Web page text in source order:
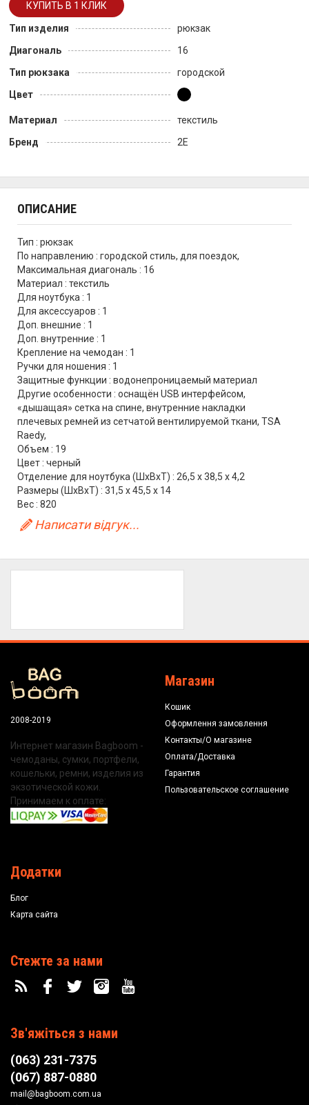
Тип изделия
рюкзак
Диагональ
16
Тип рюкзака
городской
Цвет
Материал
текстиль
Бренд
2E
ОПИСАНИЕ
Тип : рюкзак
По направлению : городской стиль, для поездок,
Максимальная диагональ : 16
Материал : текстиль
Для ноутбука : 1
Для аксессуаров : 1
Доп. внешние : 1
Доп. внутренние : 1
Крепление на чемодан : 1
Ручки для ношения : 1
Защитные функции : водонепроницаемый материал
Другие особенности : оснащён USB интерфейсом,
«дышащая» сетка на спине, внутренние накладки
плечевых ремней из сетчатой вентилируемой ткани, TSA
Raedy,
Объем : 19
Цвет : черный
Отделение для ноутбука (ШхВхТ) : 26,5 x 38,5 x 4,2
Размеры (ШхВхТ) : 31,5 x 45,5 x 14
Вес : 820
Написати відгук...
2008-2019
Интернет магазин Bagboom -
чемоданы, сумки, портфели,
кошельки, ремни, изделия из
экзотической кожи.
Принимаем к оплате:
Магазин
Кошик
Оформлення замовлення
Контакты/О магазине
Оплата/Доставка
Гарантия
Пользовательское соглашение
Додатки
Блог
Карта сайта
Стежте за нами
Зв'яжіться з нами
(063) 231-7375
(067) 887-0880
mail@bagboom.com.ua